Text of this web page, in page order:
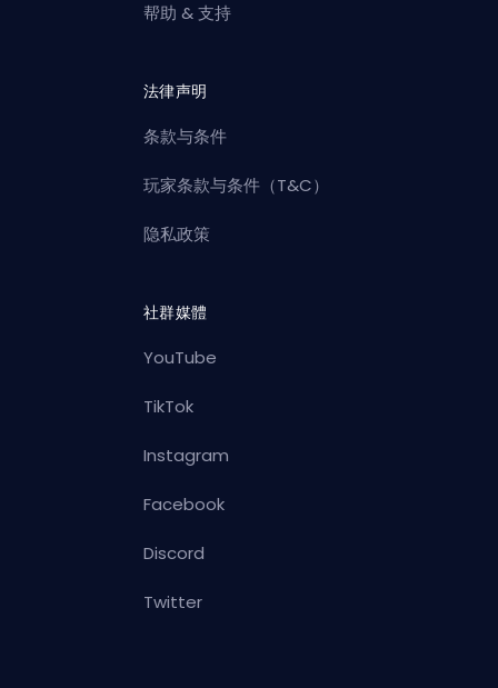
帮助 & 支持
法律声明
条款与条件
玩家条款与条件（T&C）
隐私政策
社群媒體
YouTube
TikTok
Instagram
Facebook
Discord
Twitter